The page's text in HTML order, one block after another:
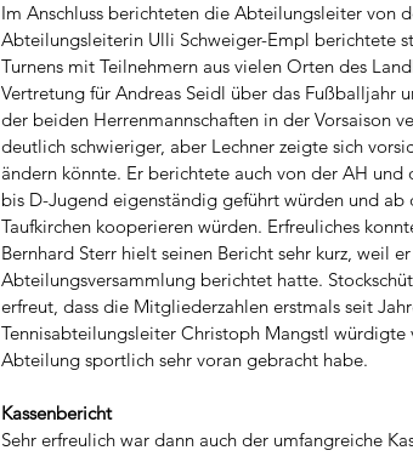
Im Anschluss berichteten die Abteilungsleiter von
Abteilungsleiterin Ulli Schweiger-Empl berichtete
Turnens mit Teilnehmern aus vielen Orten des
Vertretung für Andreas Seidl über das Fußballjahr
der beiden Herrenmannschaften in der Vorsaison
deutlich schwieriger, aber Lechner zeigte sich
ändern könnte. Er berichtete auch von der AH
bis D-Jugend eigenständig geführt würden und
Taufkirchen kooperieren würden. Erfreuliches
Bernhard Sterr hielt seinen Bericht sehr kurz, weil
Abteilungsversammlung berichtet hatte.
erfreut, dass die Mitgliederzahlen erstmals seit
Tennisabteilungsleiter Christoph Mangstl
Abteilung sportlich sehr voran gebracht habe.
Kassenbericht
Sehr erfreulich war dann auch der umfangreiche